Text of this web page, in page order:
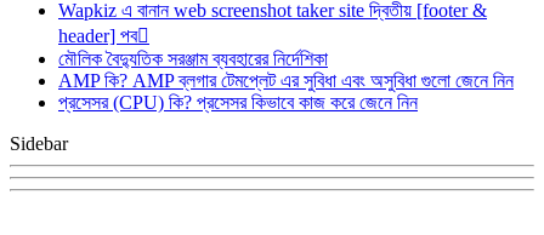
Wapkiz এ বানান web screenshot taker site দ্বিতীয় [footer &
header] পব
মৌলিক বৈদ্যুতিক সরঞ্জাম ব্যবহারের নির্দেশিকা
AMP কি? AMP ব্লগার টেমপ্লেট এর সুবিধা এবং অসুবিধা গুলো জেনে নিন
প্রসেসর (CPU) কি? প্রসেসর কিভাবে কাজ করে জেনে নিন
Sidebar